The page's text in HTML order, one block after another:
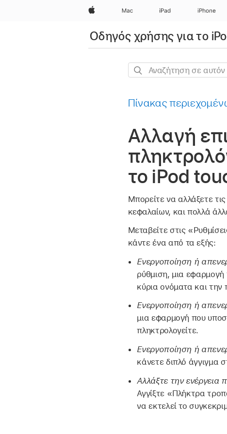
Apple Mac iPad iPhone
Οδηγός χρήσης για το
Αναζήτηση
τον
Πίνακας
Αλλαγή
το iPod
Μπορείτε να αλλάξετε
κεφαλαίων, και πολλά
Μεταβείτε στις
κάντε ένα από τα εξής:
Ενεργοποίηση ή
ρύθμιση, μια
κύρια ονόματα και
Ενεργοποίηση ή
μια εφαρμογή που
πληκτρολογείτε.
Ενεργοποίηση ή
κάνετε διπλό άγγιγμα
Αλλάξτε την ενέργεια
Αγγίξτε «Πλήκτρα
να εκτελεί το